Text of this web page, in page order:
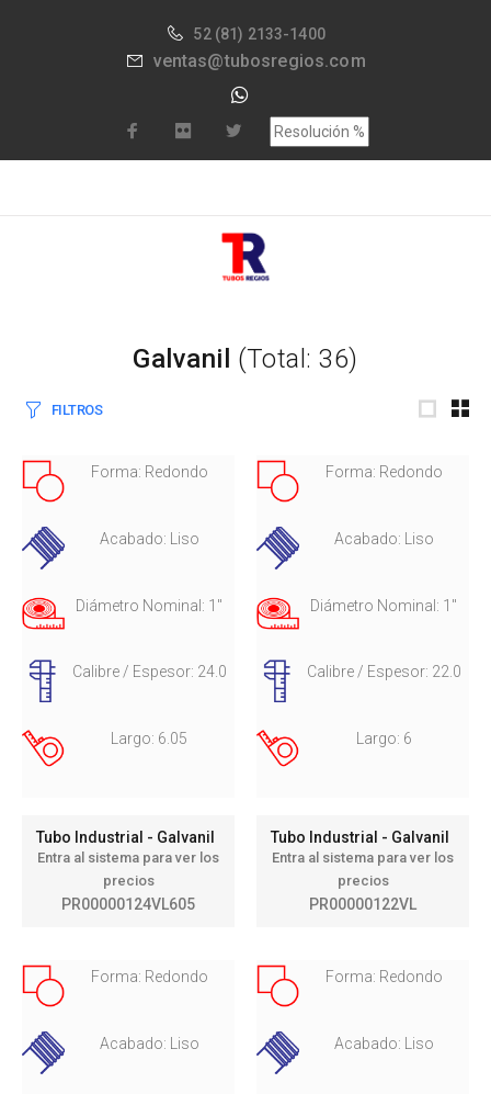
52 (81) 2133-1400
ventas@tubosregios.com
Galvanil (Total: 36)
FILTROS
Forma: Redondo
Acabado: Liso
Diámetro Nominal: 1"
Calibre / Espesor: 24.0
Largo: 6.05
Tubo Industrial - Galvanil
Entra al sistema para ver los
precios
PR00000124VL605
Forma: Redondo
Acabado: Liso
Diámetro Nominal: 1"
Calibre / Espesor: 22.0
Largo: 6
Tubo Industrial - Galvanil
Entra al sistema para ver los
precios
PR00000122VL
Forma: Redondo
Acabado: Liso
Forma: Redondo
Acabado: Liso